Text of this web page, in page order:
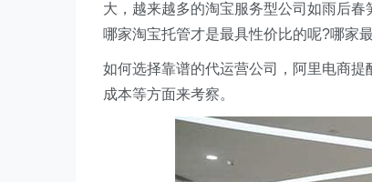
大，越来越多的淘宝服务型公司如雨后
哪家淘宝托管才是最具性价比的呢?哪家
如何选择靠谱的代运营公司，阿里电商
成本等方面来考察。